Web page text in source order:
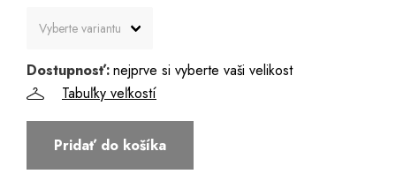
Dostupnosť:nejprve si vyberte vaši velikost
Tabuľky veľkostí
Pridať do košíka